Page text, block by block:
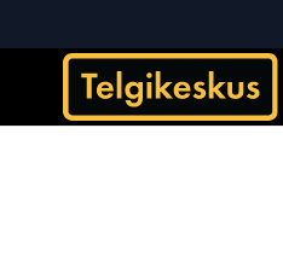
Telgikeskus